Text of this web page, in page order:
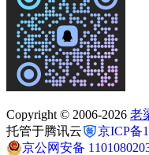
Copyright © 2006-2026 老
托管于腾讯云
京ICP备
京公网安备